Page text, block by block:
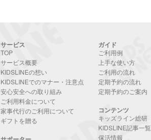
サービス
TOP
サービス概要
KIDSLINEの想い
KIDSLINEでのマナー・注意点
安心安全への取り組み
ご利用料金について
家事代行のご利用について
ギフトを贈る
ガイド
ご利用例
上手な使い方
ご利用の流れ
定期予約の流れ
定期予約のご案内
コンテンツ
キッズライン総研
KIDSLINE記事一覧
保活情報